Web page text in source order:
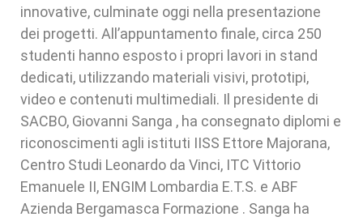
innovative, culminate oggi nella presentazione
dei progetti. All’appuntamento finale, circa 250
studenti hanno esposto i propri lavori in stand
dedicati, utilizzando materiali visivi, prototipi,
video e contenuti multimediali. Il presidente di
SACBO, Giovanni Sanga , ha consegnato diplomi e
riconoscimenti agli istituti IISS Ettore Majorana,
Centro Studi Leonardo da Vinci, ITC Vittorio
Emanuele II, ENGIM Lombardia E.T.S. e ABF
Azienda Bergamasca Formazione . Sanga ha